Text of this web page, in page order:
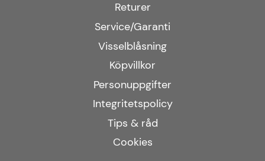
Returer
Service/Garanti
Visselblåsning
Köpvillkor
Personuppgifter
Integritetspolicy
Tips & råd
Cookies